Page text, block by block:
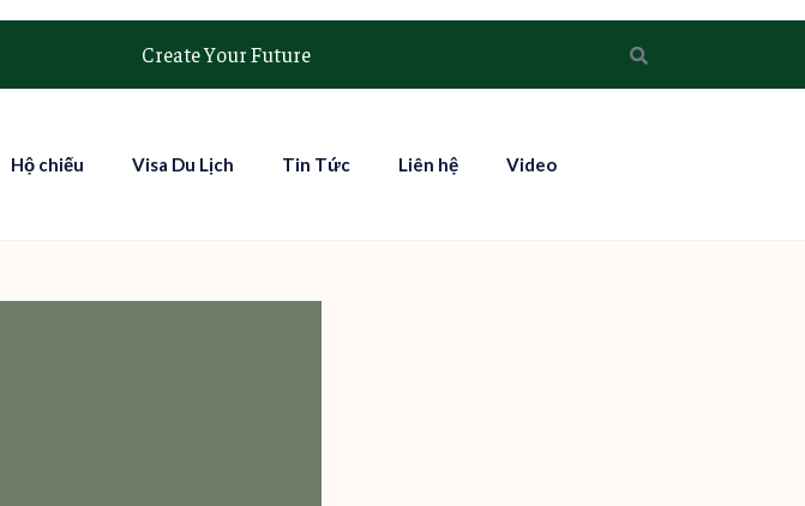
Create Your Future
Hộ chiếu Visa Du Lịch Tin Tức Liên hệ Video